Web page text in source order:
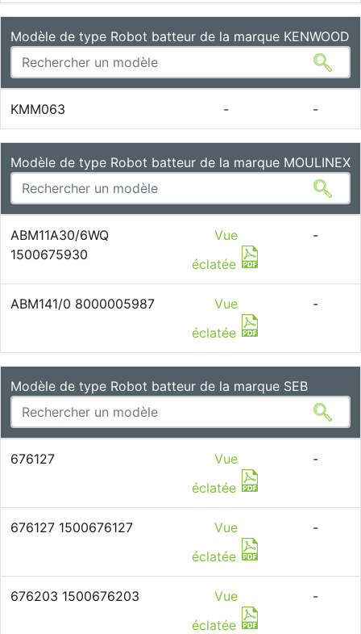
Modèle de type Robot batteur de la marque KENWOOD
KMM063 - -
Modèle de type Robot batteur de la marque MOULINEX
ABM11A30/6WQ
1500675930
Vue
éclatée
-
ABM141/0 8000005987
Vue
éclatée
-
Modèle de type Robot batteur de la marque SEB
676127
Vue
éclatée
-
676127 1500676127
Vue
éclatée
-
676203 1500676203
Vue
éclatée
-